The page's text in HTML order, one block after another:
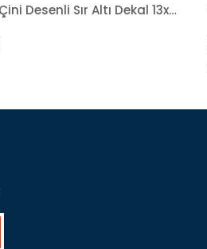
E463-5 Çini Desenli Sır Altı Dekal 13x50 cm